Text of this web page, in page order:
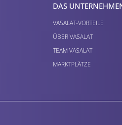
DAS
VASALAT-VORTEILE
ÜBER VASALAT
TEAM VASALAT
MARKTPLÄTZE